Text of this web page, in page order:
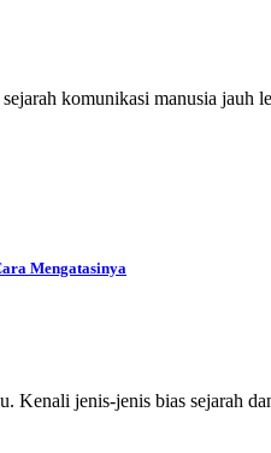
komunikasi manusia
Mengatasinya
Kenali jenis-jenis bias sejarah